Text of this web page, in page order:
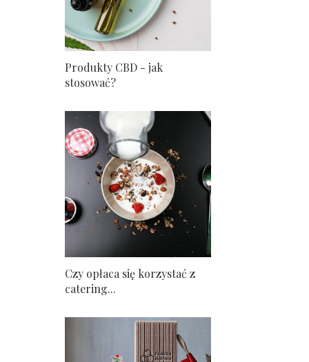
Produkty CBD - jak
stosować?
Czy opłaca się korzystać z
catering...